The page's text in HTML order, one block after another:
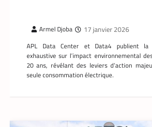
Armel Djoba 17 janvier 2026
APL Data Center et Data4 publient la
exhaustive sur l’impact environnemental
20 ans, révélant des leviers d’action
seule consommation électrique.